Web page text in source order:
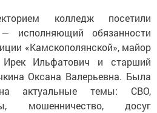
колледж посетили
исполняющий обязанности
«Камскополянской», майор
Ильфатович и старший
Оксана Валерьевна. Была
актуальные темы: СВО,
мошенничество, досуг